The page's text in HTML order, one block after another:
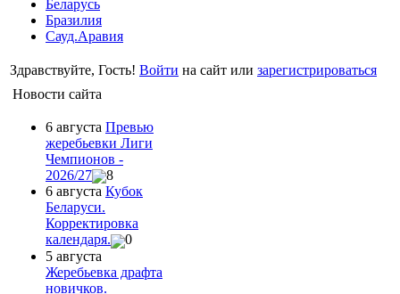
Беларусь
Бразилия
Сауд.Аравия
Здравствуйте, Гость! Войти на сайт или зарегистрироваться
Новости сайта
6 августа Превью
жеребьевки Лиги
Чемпионов -
2026/27
8
6 августа Кубок
Беларуси.
Корректировка
календаря.
0
5 августа
Жеребьевка драфта
новичков.